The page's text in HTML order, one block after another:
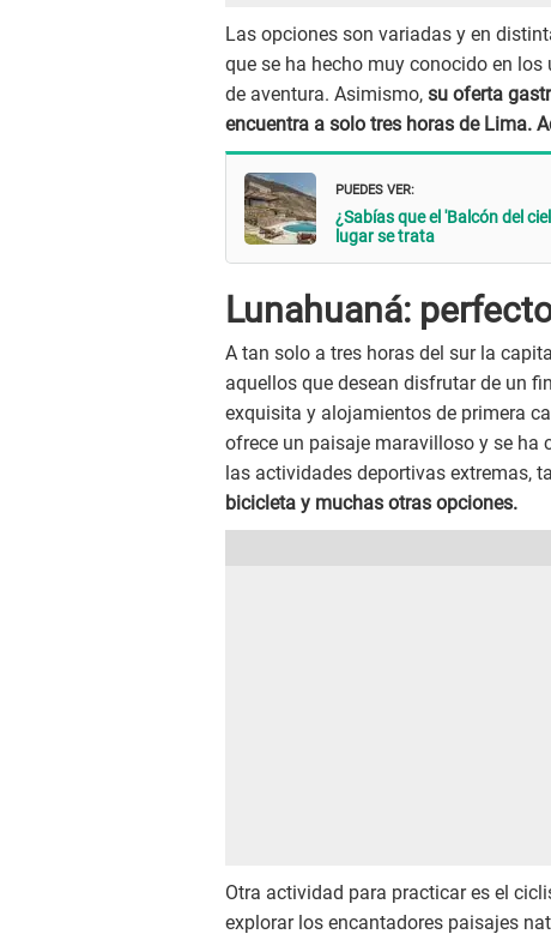
Las opciones son variadas y en
que se ha hecho muy conocido en
de aventura. Asimismo, su oferta
encuentra a solo tres horas de Lima.
Puedes ver:
¿Sabías que el 'Balcón del
lugar se trata
Lunahuaná:
A tan solo a tres horas del sur la
aquellos que desean disfrutar de un
exquisita y alojamientos de primera
ofrece un paisaje maravilloso y se ha
las actividades deportivas extremas,
bicicleta y muchas otras opciones.
Otra actividad para practicar es el
explorar los encantadores paisajes